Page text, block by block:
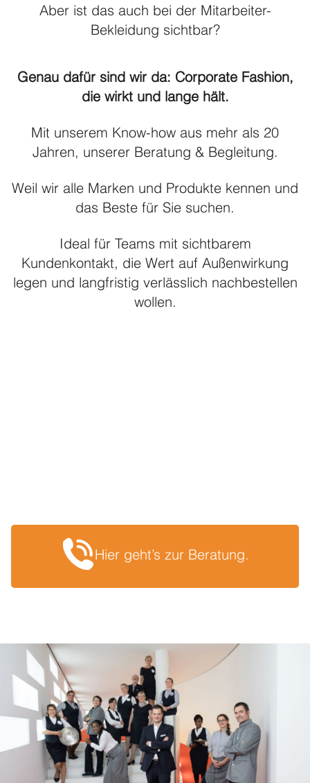
Darum kein Leasing
Accessoires
acp collection
Arztmantel
Barjacke
Blusen & Hemden – colour
Cool Stretch Hosen
Sonderproduktionen
UNSERE MARKEN
Showroom
Nachhaltigkeit
Finanzierung
Referenzen
Blog & News
Newsletter
Aber ist das auch bei der Mitarbeiter-
Bekleidung sichtbar?
Genau dafür sind wir da: Corporate Fashion,
die wirkt und lange hält.
Mit unserem Know-how aus mehr als 20
Jahren, unserer Beratung & Begleitung.
Weil wir alle Marken und Produkte kennen und
das Beste für Sie suchen.
Ideal für Teams mit sichtbarem
Kundenkontakt, die Wert auf Außenwirkung
legen und langfristig verlässlich nachbestellen
wollen.
Hier geht’s zur Beratung.